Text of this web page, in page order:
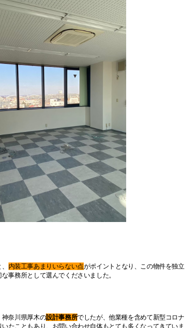
内装工事あまりいらない点がポイントとなり、この物件を独立
事務所として選んでくださいました。
奈川県厚木の設計事務所でしたが、他業種を含めて新型コロナ
いたこともあり、お問い合わせ自体もとても多くなってきていま